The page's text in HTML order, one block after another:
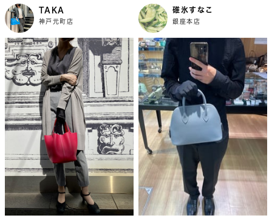
TAKA
神戸元町店
碓氷すなこ
銀座本店